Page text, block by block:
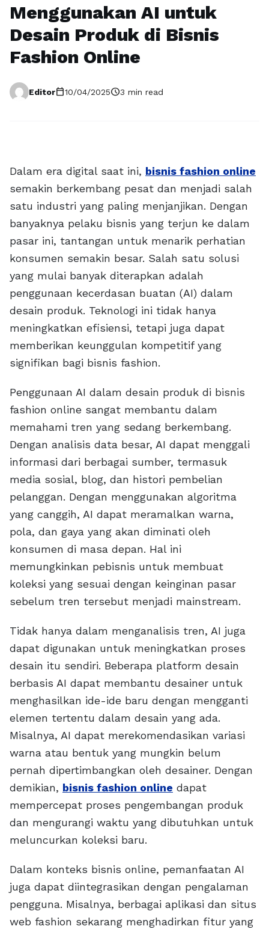
Menggunakan AI untuk
Desain Produk di Bisnis
Fashion Online
Editorcalendar_today10/04/2025schedule3 min read
Dalam era digital saat ini, bisnis fashion online
semakin berkembang pesat dan menjadi salah
satu industri yang paling menjanjikan. Dengan
banyaknya pelaku bisnis yang terjun ke dalam
pasar ini, tantangan untuk menarik perhatian
konsumen semakin besar. Salah satu solusi
yang mulai banyak diterapkan adalah
penggunaan kecerdasan buatan (AI) dalam
desain produk. Teknologi ini tidak hanya
meningkatkan efisiensi, tetapi juga dapat
memberikan keunggulan kompetitif yang
signifikan bagi bisnis fashion.
Penggunaan AI dalam desain produk di bisnis
fashion online sangat membantu dalam
memahami tren yang sedang berkembang.
Dengan analisis data besar, AI dapat menggali
informasi dari berbagai sumber, termasuk
media sosial, blog, dan histori pembelian
pelanggan. Dengan menggunakan algoritma
yang canggih, AI dapat meramalkan warna,
pola, dan gaya yang akan diminati oleh
konsumen di masa depan. Hal ini
memungkinkan pebisnis untuk membuat
koleksi yang sesuai dengan keinginan pasar
sebelum tren tersebut menjadi mainstream.
Tidak hanya dalam menganalisis tren, AI juga
dapat digunakan untuk meningkatkan proses
desain itu sendiri. Beberapa platform desain
berbasis AI dapat membantu desainer untuk
menghasilkan ide-ide baru dengan mengganti
elemen tertentu dalam desain yang ada.
Misalnya, AI dapat merekomendasikan variasi
warna atau bentuk yang mungkin belum
pernah dipertimbangkan oleh desainer. Dengan
demikian, bisnis fashion online dapat
mempercepat proses pengembangan produk
dan mengurangi waktu yang dibutuhkan untuk
meluncurkan koleksi baru.
Dalam konteks bisnis online, pemanfaatan AI
juga dapat diintegrasikan dengan pengalaman
pengguna. Misalnya, berbagai aplikasi dan situs
web fashion sekarang menghadirkan fitur yang